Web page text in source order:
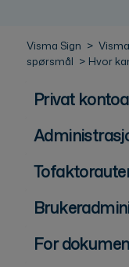
Visma Sign
spørsmål
Hvor
Privat
For